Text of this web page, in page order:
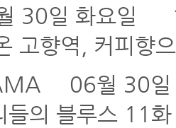
30일 화요일
고향역, 커피향
06월 30일
들의 블루스 11화